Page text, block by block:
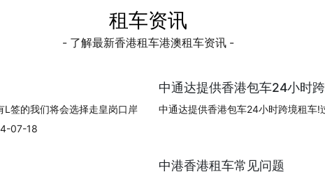
租车资讯
- 了解最新香港租车港澳租车资讯 -
签的我们将会选择走皇岗口岸
07-18
中通达提供香港包车24小时跨
中通达提供香港包车24小时跨境租车
中港香港租车常见问题